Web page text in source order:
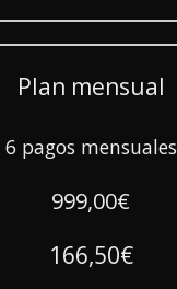
Plan mensual
6 pagos mensuales
999,00€
166,50€